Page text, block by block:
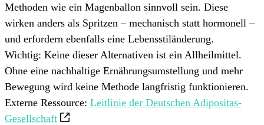
Methoden wie ein Magenballon sinnvoll sein. Diese
wirken anders als Spritzen – mechanisch statt hormonell –
und erfordern ebenfalls eine Lebensstiländerung.
Wichtig: Keine dieser Alternativen ist ein Allheilmittel.
Ohne eine nachhaltige Ernährungsumstellung und mehr
Bewegung wird keine Methode langfristig funktionieren.
Externe Ressource: Leitlinie der Deutschen Adipositas-
Gesellschaft